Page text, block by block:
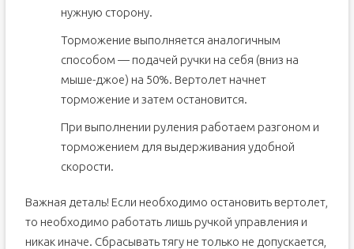
нужную сторону.
Торможение выполняется аналогичным
способом — подачей ручки на себя (вниз на
мыше-джое) на 50%. Вертолет начнет
торможение и затем остановится.
При выполнении руления работаем разгоном и
торможением для выдерживания удобной
скорости.
Важная деталь! Если необходимо остановить вертолет,
то необходимо работать лишь ручкой управления и
никак иначе. Сбрасывать тягу не только не допускается,